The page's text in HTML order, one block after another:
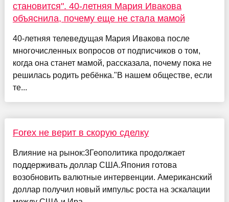
становится". 40-летняя Мария Ивакова
объяснила, почему еще не стала мамой
40-летняя телеведущая Мария Ивакова после
многочисленных вопросов от подписчиков о том,
когда она станет мамой, рассказала, почему пока не
решилась родить ребёнка."В нашем обществе, если
те...
Forex не верит в скорую сделку
Влияние на рынок:3Геополитика продолжает
поддерживать доллар США.Япония готова
возобновить валютные интервенции. Американский
доллар получил новый импульс роста на эскалации